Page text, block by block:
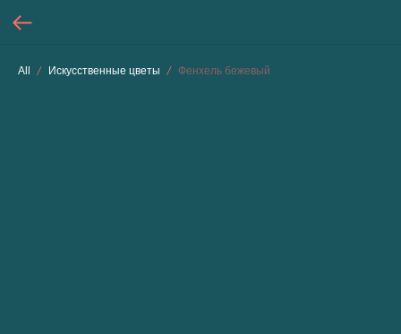
All Искусственные цветы Фенхель бежевый